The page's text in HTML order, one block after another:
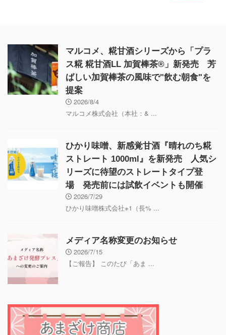
マルコメ、糀甘酒シリーズから「プラ
ス糀 糀甘酒LL 加賀棒茶®」新発売 芳
ばしい加賀棒茶の風味で"飲む朝食"を
提案
2026/8/4
マルコメ株式会社（本社：& ...
ひかり味噌、新感覚甘酒『晴れのち糀
ストレート 1000ml』を新発売 人気シ
リーズに待望のストレートタイプ登
場 発売前には試飲イベントも開催
2026/7/29
ひかり味噌株式会社※1（長% ...
メディア名称変更のお知らせ
2026/7/15
【ご報告】 このたび「あま ...